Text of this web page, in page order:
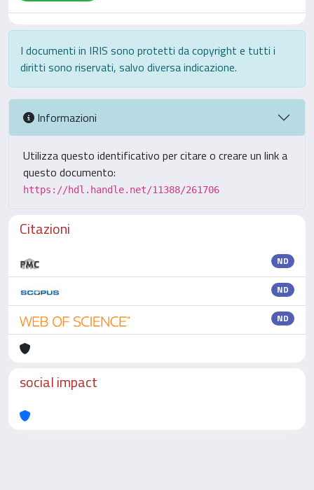
I documenti in IRIS sono protetti da copyright e tutti i
diritti sono riservati, salvo diversa indicazione.
Informazioni
Utilizza questo identificativo per citare o creare un link a
questo documento:
https://hdl.handle.net/11388/261706
Citazioni
ND
ND
ND
social impact